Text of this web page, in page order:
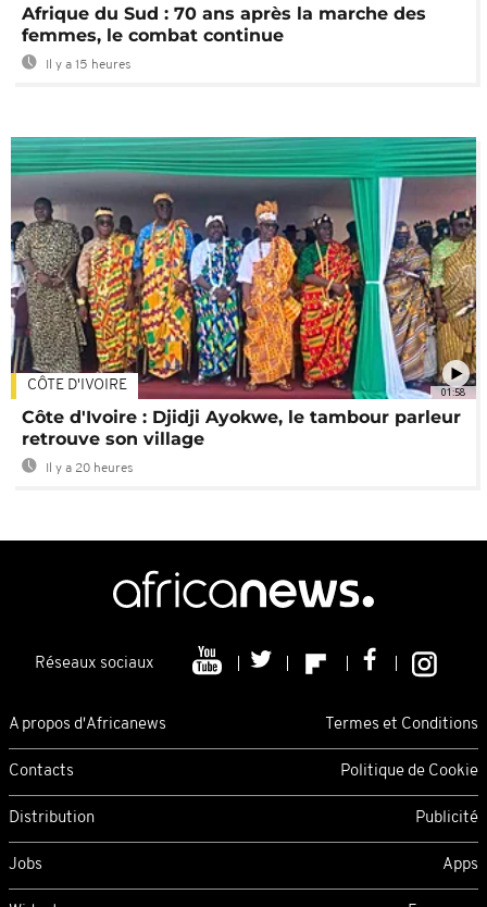
Afrique du Sud : 70 ans après la marche des
femmes, le combat continue
Il y a 15 heures
01:58
CÔTE D'IVOIRE
Côte d'Ivoire : Djidji Ayokwe, le tambour parleur
retrouve son village
Il y a 20 heures
Réseaux sociaux
A propos d'Africanews Termes et Conditions
Contacts Politique de Cookie
Distribution Publicité
Jobs Apps